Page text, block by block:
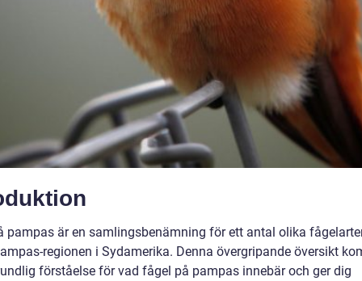
pampas är en samlingsbenämning för ett antal olika
regionen i Sydamerika. Denna övergripande översikt
förståelse för vad fågel på pampas innebär och ger dig